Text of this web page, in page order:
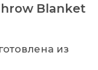
Blanket
из